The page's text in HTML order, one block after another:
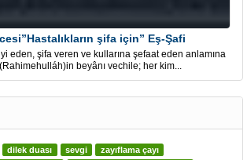
şifa için” Eş-Şafi
eden, şifa veren ve kullarına şefaat eden anlamına
beyânı vechile; her kim...
dilek duası sevgi zayıflama çayı